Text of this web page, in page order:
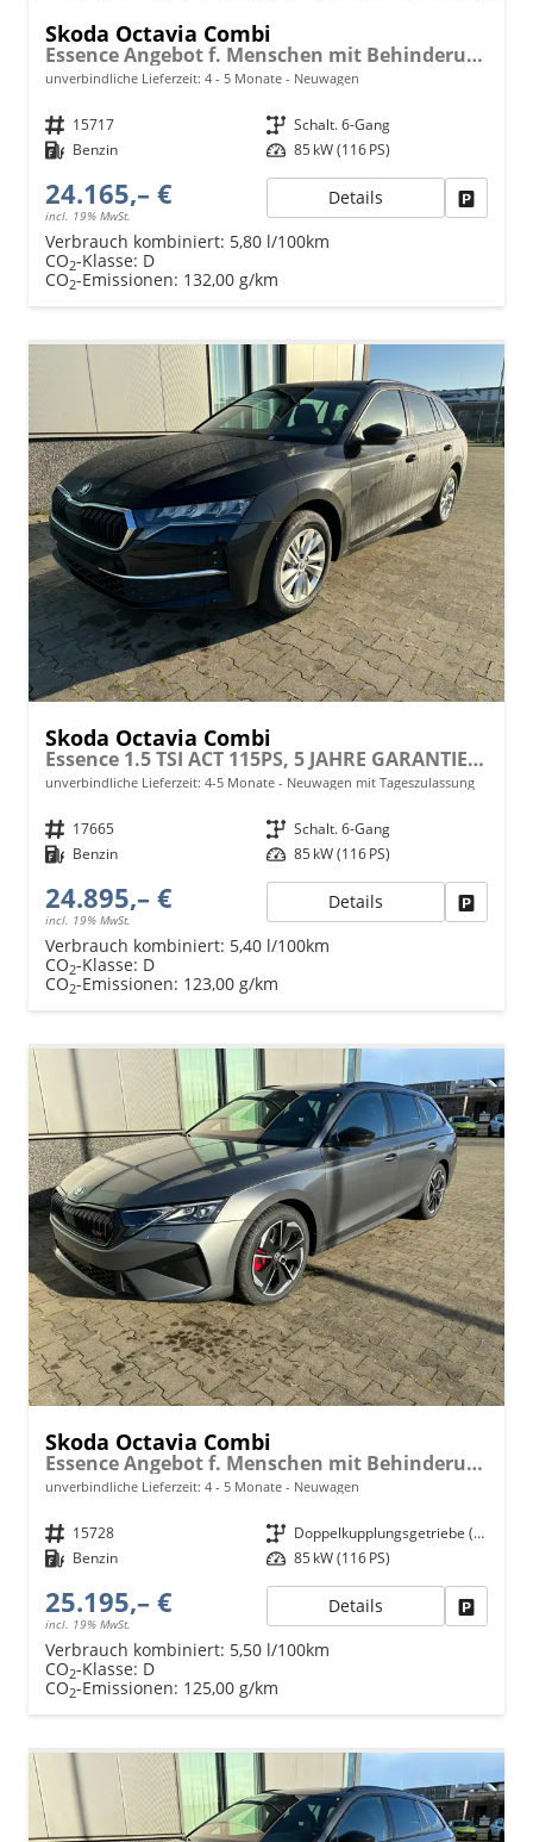
Skoda Octavia Combi
Essence Angebot f. Menschen mit Behinderung ab 50 %! 1.5 TSI 115PS, 2-Zonen-Climatronic, Parksensoren hinten, Radio 10"/Bluetooth/DAB, Tempomat, LED-Scheinwerfer, M-Lederlenkrad, Dachreling, 8x Airbags
unverbindliche Lieferzeit: 4 - 5 Monate Neuwagen
Fahrzeugnr. 15717 Getriebe Schalt. 6-Gang
Kraftstoff Benzin Leistung 85 kW (116 PS)
24.165,– €
incl. 19% MwSt.
Details
Verbrauch kombiniert: 5,80 l/100km
CO2-Klasse: D
CO2-Emissionen: 132,00 g/km
Skoda Octavia Combi
Essence 1.5 TSI ACT 115PS, 5 JAHRE GARANTIE, Climatronic, Parksensoren hinten, Sitzheizung, LED-Scheinwerfer, Radio 10" + Wireless Smartlink, Tempomat, Lederlenkrad, Dachreling
unverbindliche Lieferzeit: 4-5 Monate Neuwagen mit Tageszulassung
Fahrzeugnr. 17665 Getriebe Schalt. 6-Gang
Kraftstoff Benzin Leistung 85 kW (116 PS)
24.895,– €
incl. 19% MwSt.
Details
Verbrauch kombiniert: 5,40 l/100km
CO2-Klasse: D
CO2-Emissionen: 123,00 g/km
Skoda Octavia Combi
Essence Angebot f. Menschen mit Behinderung ab 50 %! 1.5 TSI Mild-Hybrid 115PS DSG/AUTOMATIK, 2-Zonen-Climatronic, Parksensoren hinten, Radio 10"/Bluetooth/DAB, Tempomat, LED-Scheinwerfer, M-Lederlenkrad, Dachreling, 8x Airbags
unverbindliche Lieferzeit: 4 - 5 Monate Neuwagen
Fahrzeugnr. 15728 Getriebe
Doppelkupplungsgetriebe (DSG)
Kraftstoff Benzin Leistung 85 kW (116 PS)
25.195,– €
incl. 19% MwSt.
Details
Verbrauch kombiniert: 5,50 l/100km
CO2-Klasse: D
CO2-Emissionen: 125,00 g/km